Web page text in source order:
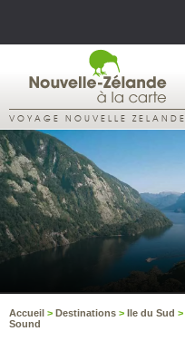
VOYAGE NOUVELLE ZELANDE
Accueil > Destinations > Ile du Sud >
Sound